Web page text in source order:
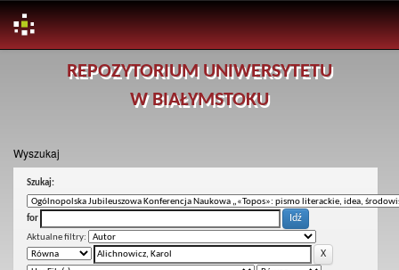
REPOZYTORIUM UNIWERSYTETU
W BIAŁYMSTOKU
Wyszukaj
Szukaj:
for
Aktualne filtry: